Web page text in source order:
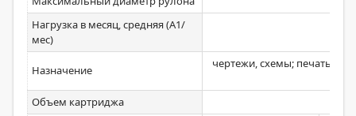
Нагрузка в месяц, средняя (А1/
мес)
Назначение чертежи, схемы; печать на
Объем картриджа